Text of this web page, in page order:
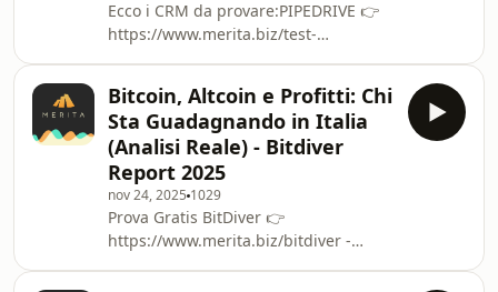
vediamo errori da evitare, strumenti
concreti e perché oggi formarsi sull’AI
è fondamentale per non essere
tagliati fuori.F
Ecco i CRM da provare:PIPEDRIVE 👉
https://www.merita.biz/test-
nocrmHUBSPOT 👉
https://www.merita.biz/test-
zohoTWENTY 👉
https://www.merita.biz/test-
20crmSALESFORCE 👉
https://www.merita.biz/test-
salesforceZOHO 👉
https://www.merita.biz/test-
Bitcoin, Altcoin e Profitti: Chi
Sta Guadagnando in Italia
(Analisi Reale) - Bitdiver
Report 2025
nov 24, 2025 1029
Prova Gratis BitDiver 👉
https://www.merita.biz/bitdiver -